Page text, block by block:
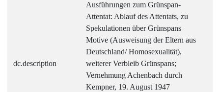
dc.description
Ausführungen zum Grünspan-
Attentat: Ablauf des Attentats, zu
Spekulationen über Grünspans
Motive (Ausweisung der Eltern aus
Deutschland/ Homosexualität),
weiterer Verbleib Grünspans;
Vernehmung Achenbach durch
Kempner, 19. August 1947